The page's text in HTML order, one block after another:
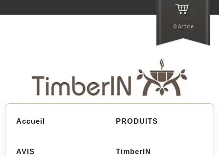
0 Article
Accueil PRODUITS
AVIS TimberIN